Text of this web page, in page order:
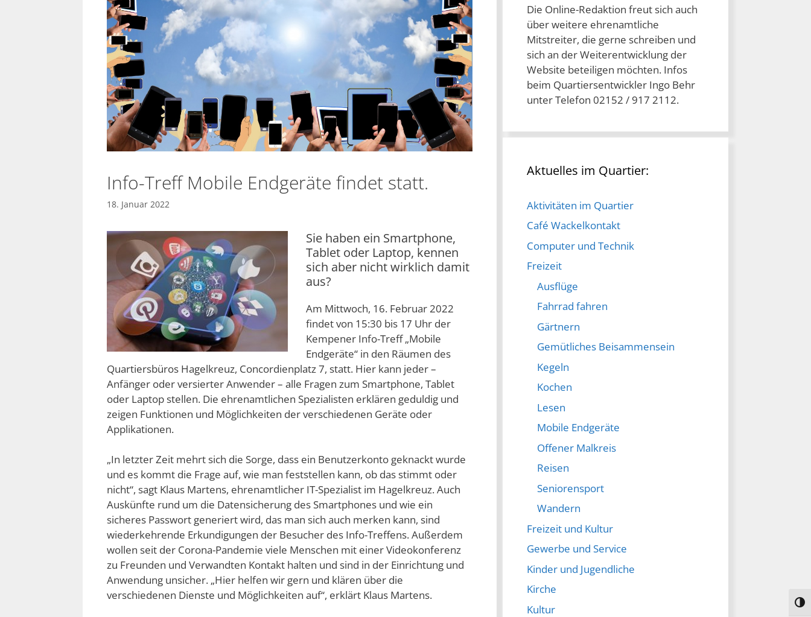
Info-Treff Mobile Endgeräte findet statt.
18. Januar 2022
Sie haben ein Smartphone,
Tablet oder Laptop, kennen
sich aber nicht wirklich damit
aus?
Am Mittwoch, 16. Februar 2022
findet von 15:30 bis 17 Uhr der
Kempener Info-Treff „Mobile
Endgeräte“ in den Räumen des
Quartiersbüros Hagelkreuz, Concordienplatz 7, statt. Hier kann jeder –
Anfänger oder versierter Anwender – alle Fragen zum Smartphone, Tablet
oder Laptop stellen. Die ehrenamtlichen Spezialisten erklären geduldig und
zeigen Funktionen und Möglichkeiten der verschiedenen Geräte oder
Applikationen.
„In letzter Zeit mehrt sich die Sorge, dass ein Benutzerkonto geknackt wurde
und es kommt die Frage auf, wie man feststellen kann, ob das stimmt oder
nicht“, sagt Klaus Martens, ehrenamtlicher IT-Spezialist im Hagelkreuz. Auch
Auskünfte rund um die Datensicherung des Smartphones und wie ein
sicheres Passwort generiert wird, das man sich auch merken kann, sind
wiederkehrende Erkundigungen der Besucher des Info-Treffens. Außerdem
wollen seit der Corona-Pandemie viele Menschen mit einer Videokonferenz
zu Freunden und Verwandten Kontakt halten und sind in der Einrichtung und
Anwendung unsicher. „Hier helfen wir gern und klären über die
verschiedenen Dienste und Möglichkeiten auf“, erklärt Klaus Martens.
Die Online-Redaktion freut sich auch
über weitere ehrenamtliche
Mitstreiter, die gerne schreiben und
sich an der Weiterentwicklung der
Website beteiligen möchten. Infos
beim Quartiersentwickler Ingo Behr
unter Telefon 02152 / 917 2112.
Aktuelles im Quartier:
Aktivitäten im Quartier
Café Wackelkontakt
Computer und Technik
Freizeit
Ausflüge
Fahrrad fahren
Gärtnern
Gemütliches Beisammensein
Kegeln
Kochen
Lesen
Mobile Endgeräte
Offener Malkreis
Reisen
Seniorensport
Wandern
Freizeit und Kultur
Gewerbe und Service
Kinder und Jugendliche
Kirche
Kultur